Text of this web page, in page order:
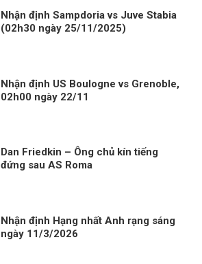
Nhận định Sampdoria vs Juve Stabia
(02h30 ngày 25/11/2025)
Nhận định US Boulogne vs Grenoble,
02h00 ngày 22/11
Dan Friedkin – Ông chủ kín tiếng
đứng sau AS Roma
Nhận định Hạng nhất Anh rạng sáng
ngày 11/3/2026